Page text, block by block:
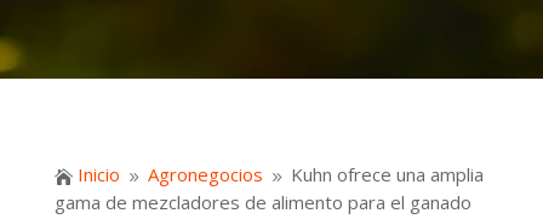
 Inicio 9 Agronegocios 9 Kuhn ofrece una amplia
gama de mezcladores de alimento para el ganado